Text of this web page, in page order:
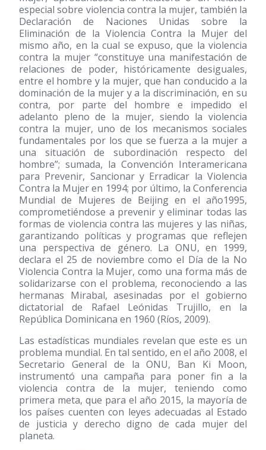
especial sobre violencia contra la mujer, también la
Declaración de Naciones Unidas sobre la
Eliminación de la Violencia Contra la Mujer del
mismo año, en la cual se expuso, que la violencia
contra la mujer “constituye una manifestación de
relaciones de poder, históricamente desiguales,
entre el hombre y la mujer, que han conducido a la
dominación de la mujer y a la discriminación, en su
contra, por parte del hombre e impedido el
adelanto pleno de la mujer, siendo la violencia
contra la mujer, uno de los mecanismos sociales
fundamentales por los que se fuerza a la mujer a
una situación de subordinación respecto del
hombre”; sumada, la Convención Interamericana
para Prevenir, Sancionar y Erradicar la Violencia
Contra la Mujer en 1994; por último, la Conferencia
Mundial de Mujeres de Beijing en el año1995,
comprometiéndose a prevenir y eliminar todas las
formas de violencia contra las mujeres y las niñas,
garantizando políticas y programas que reflejen
una perspectiva de género. La ONU, en 1999,
declara el 25 de noviembre como el Día de la No
Violencia Contra la Mujer, como una forma más de
solidarizarse con el problema, reconociendo a las
hermanas Mirabal, asesinadas por el gobierno
dictatorial de Rafael Leónidas Trujillo, en la
República Dominicana en 1960 (Ríos, 2009).
Las estadísticas mundiales revelan que este es un
problema mundial. En tal sentido, en el año 2008, el
Secretario General de la ONU, Ban Ki Moon,
instrumentó una campaña para poner fin a la
violencia contra de la mujer, teniendo como
primera meta, que para el año 2015, la mayoría de
los países cuenten con leyes adecuadas al Estado
de justicia y derecho digno de cada mujer del
planeta.